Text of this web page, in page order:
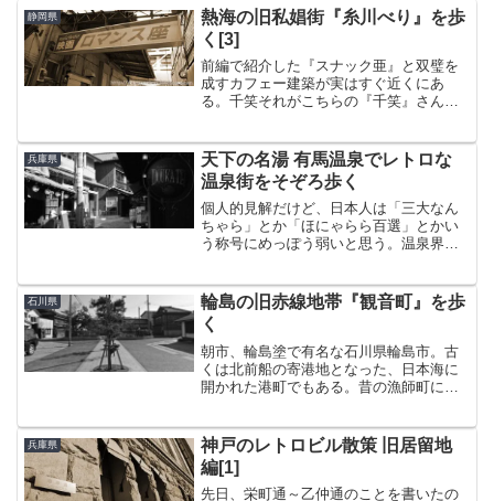
静岡県
熱海の旧私娼街『糸川べり』を歩
く[3]
前編で紹介した『スナック亜』と双璧を
成すカフェー建築が実はすぐ近くにあ
る。千笑それがこちらの『千笑』さん。
小さく見えているのがスナック亜。※悲
報こちらの『千笑』さん、20...
兵庫県
天下の名湯 有馬温泉でレトロな
温泉街をそぞろ歩く
個人的見解だけど、日本人は「三大なん
ちゃら」とか「ほにゃらら百選」とかい
う称号にめっぽう弱いと思う。温泉界に
浜、有馬）というのもある。顔ぶれを眺
めると、有馬温泉だけが同時...
石川県
輪島の旧赤線地帯『観音町』を歩
く
朝市、輪島塗で有名な石川県輪島市。古
くは北前船の寄港地となった、日本海に
開かれた港町でもある。昔の漁師町には
で、朝市通りからもほど近い場所にあ
る。朝市通りを東に進むとどん...
兵庫県
神戸のレトロビル散策 旧居留地
編[1]
先日、栄町通～乙仲通のことを書いたの